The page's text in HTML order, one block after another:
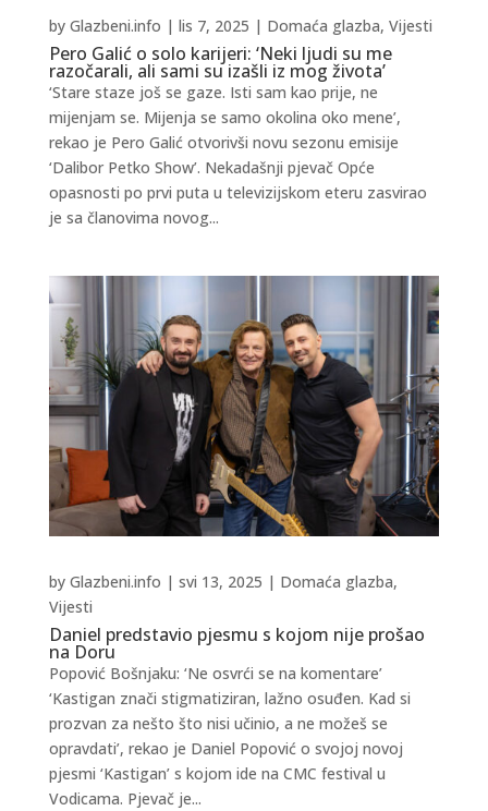
Pero Galić o solo karijeri: ‘Neki ljudi su me
razočarali, ali sami su izašli iz mog života’
by Glazbeni.info | lis 7, 2025 | Domaća glazba, Vijesti
‘Stare staze još se gaze. Isti sam kao prije, ne
mijenjam se. Mijenja se samo okolina oko mene’,
rekao je Pero Galić otvorivši novu sezonu emisije
‘Dalibor Petko Show’. Nekadašnji pjevač Opće
opasnosti po prvi puta u televizijskom eteru zasvirao
je sa članovima novog...
Daniel predstavio pjesmu s kojom nije prošao
na Doru
by Glazbeni.info | svi 13, 2025 | Domaća glazba,
Vijesti
Popović Bošnjaku: ‘Ne osvrći se na komentare’
‘Kastigan znači stigmatiziran, lažno osuđen. Kad si
prozvan za nešto što nisi učinio, a ne možeš se
opravdati’, rekao je Daniel Popović o svojoj novoj
pjesmi ‘Kastigan’ s kojom ide na CMC festival u
Vodicama. Pjevač je...